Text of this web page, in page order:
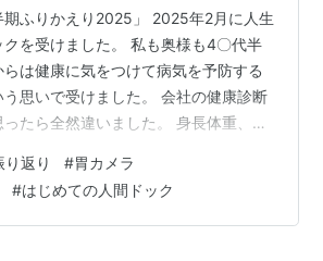
期ふりかえり2025」 2025年2月に人生
を受けました。 私も奥様も4〇代半
は健康に気をつけて病気を予防する
う思いで受けました。 会社の健康診断
たら全然違いました。 身長体重、血
よそ3時間にわたり精密検査。 はじめ
ゴロゴロ転がされ気持ち悪かったー
様は、中性脂肪が高すぎるという注
返り #胃カメラ
#はじめての人間ドック